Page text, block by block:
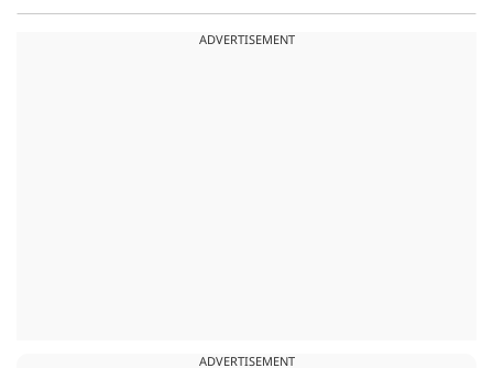
ADVERTISEMENT
ADVERTISEMENT